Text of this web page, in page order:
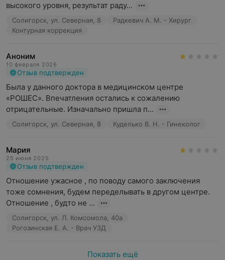
высокого уровня, результат раду...
Солигорск, ул. Северная, 8
Радкевич А. М. - Хирург
Контурная коррекция
Аноним
10 февраля 2026
Отзыв подтвержден
Была у данного доктора в медицинском центре
«РОШЕС». Впечатления остались к сожалению
отрицательные. Изначально пришла п...
Солигорск, ул. Северная, 8 Куделько В. Н. - Гинеколог
Мария
25 июня 2025
Отзыв подтвержден
Отношение ужасное , по поводу самого заключения
тоже сомнения, будем переделывать в другом центре.
Отношение , будто не ...
Солигорск, ул. Л. Комсомола, 40а
Рогозинская Е. А. - Врач УЗД
Показать ещё